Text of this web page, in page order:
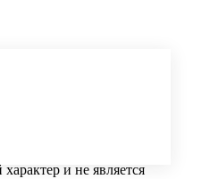
и не является